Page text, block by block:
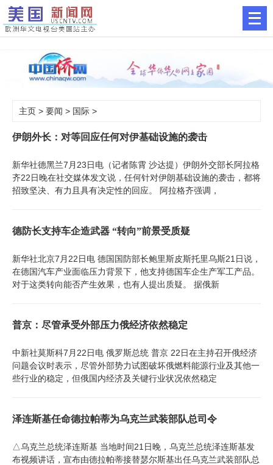
主页 > 要闻 > 国际 >
伊朗外长：对等回应任何对伊基础设施的袭击
新华社德黑兰7月23日电（记者陈霄 沙达提）伊朗外交部长阿拉格
齐22日晚在社交媒体发文说，任何针对伊朗基础设施的袭击，都将
招致坚决、有力且具有决定性的回应。 阿拉格齐强调，
德防长支持车企造武器 “转向”前景受质疑
新华社北京7月22日电 德国国防部长鲍里斯皮斯托里乌斯21日说，
在德国汽车产业面临压力背景下，他支持德国车企生产军工产品。
对于这类转向能否产生效果，也有人提出质疑。 据俄新
普京：尽管承受外部压力俄经济依然稳定
中新社莫斯科7月22日电 俄罗斯总统 普京 22日在主持召开俄经济
问题会议时表示，尽管外部势力试图破坏俄燃料能源行业及其他一
些行业的稳定，但俄国内经济及关键行业状况依然稳定
泽连斯基任命德拉帕蒂为乌克兰武装部队总司令
△乌克兰总统泽连斯基 当地时间21日晚，乌克兰总统泽连斯基发
布视频讲话，宣布由德拉帕蒂接替瑟尔斯基出任乌克兰武装部队总